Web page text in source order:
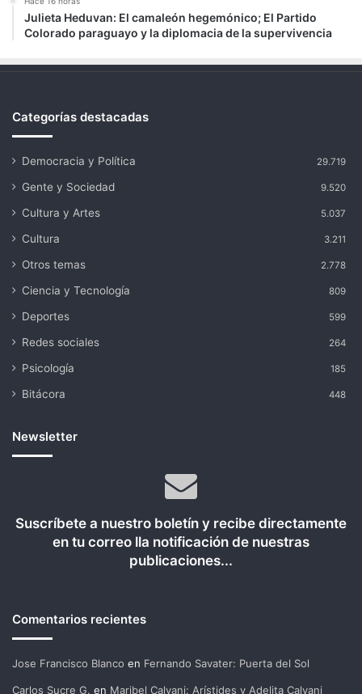
Julieta Heduvan: El camaleón hegemónico; El Partido
Colorado paraguayo y la diplomacia de la supervivencia
Categorías destacadas
Democracia y Política 29.719
Gente y Sociedad 9.520
Cultura y Artes 5.037
Cultura 3.211
Otros temas 2.778
Ciencia y Tecnología 809
Deportes 599
Redes sociales 264
Psicología 185
Bitácora 448
Newsletter
Suscríbete a nuestro boletín y recibe directamente
en tu correo lla notificación de nuestras
publicaciones...
Comentarios recientes
Jose Francisco Blanco en Fernando Savater: Puerta del Sol
Carlos Sucre G. en Maribel Calvani: Arístides y Adelita Calvani